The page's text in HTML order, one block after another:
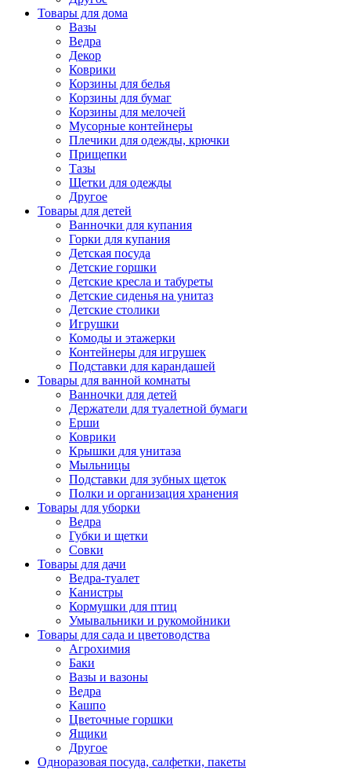
Товары для дома
Вазы
Ведра
Декор
Коврики
Корзины для белья
Корзины для бумаг
Корзины для мелочей
Мусорные контейнеры
Плечики для одежды, крючки
Прищепки
Тазы
Щетки для одежды
Другое
Товары для детей
Ванночки для купания
Горки для купания
Детская посуда
Детские горшки
Детские кресла и табуреты
Детские сиденья на унитаз
Детские столики
Игрушки
Комоды и этажерки
Контейнеры для игрушек
Подставки для карандашей
Товары для ванной комнаты
Ванночки для детей
Держатели для туалетной бумаги
Ерши
Коврики
Крышки для унитаза
Мыльницы
Подставки для зубных щеток
Полки и организация хранения
Товары для уборки
Ведра
Губки и щетки
Совки
Товары для дачи
Ведра-туалет
Канистры
Кормушки для птиц
Умывальники и рукомойники
Товары для сада и цветоводства
Агрохимия
Баки
Вазы и вазоны
Ведра
Кашпо
Цветочные горшки
Ящики
Другое
Одноразовая посуда, салфетки, пакеты